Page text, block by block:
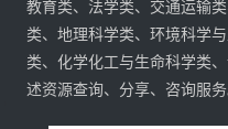
教育类、法学类、交通运输
类、地理科学类、环境科学
类、化学化工与生命科学类
述资源查询、分享、咨询服务